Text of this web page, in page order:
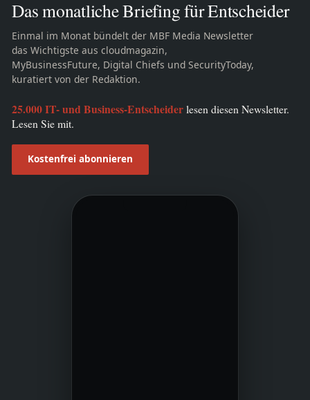
Das monatliche Briefing für Entscheider
Einmal im Monat bündelt der MBF Media Newsletter
das Wichtigste aus cloudmagazin,
MyBusinessFuture, Digital Chiefs und SecurityToday,
kuratiert von der Redaktion.
25.000 IT- und Business-Entscheiderlesen diesen Newsletter.
Lesen Sie mit.
Kostenfrei abonnieren